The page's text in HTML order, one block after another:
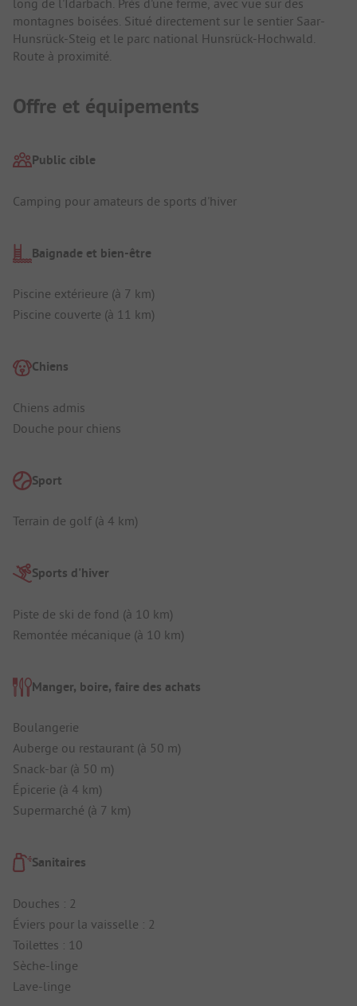
montagnes boisées. Situé directement sur le sentier Saar-
Hunsrück-Steig et le parc national Hunsrück-Hochwald.
Route à proximité.
Offre et équipements
Public cible
Camping pour amateurs de sports d'hiver
Baignade et bien-être
Piscine extérieure (à 7 km)
Piscine couverte (à 11 km)
Chiens
Chiens admis
Douche pour chiens
Sport
Terrain de golf (à 4 km)
Sports d'hiver
Piste de ski de fond (à 10 km)
Remontée mécanique (à 10 km)
Manger, boire, faire des achats
Boulangerie
Auberge ou restaurant (à 50 m)
Snack-bar (à 50 m)
Épicerie (à 4 km)
Supermarché (à 7 km)
Sanitaires
Douches : 2
Éviers pour la vaisselle : 2
Toilettes : 10
Sèche-linge
Lave-linge